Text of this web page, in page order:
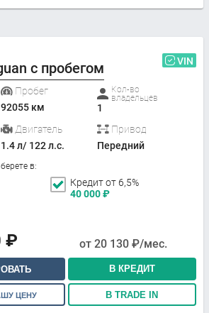
с пробегом VIN
Пробег
92055 км
Кол-во
владельцев
1
Двигатель
1.4 л/ 122 л.с.
Привод
Передний
в:
Кредит от 6,5%
40 000₽
₽ от 20 130 ₽/мес.
В КРЕДИТ
ЦЕНУ В TRADE IN